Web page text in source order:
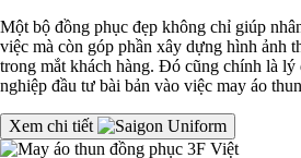
Một bộ đồng phục đẹp không chỉ giúp
việc mà còn góp phần xây dựng hình ảnh
trong mắt khách hàng. Đó cũng chính là lý
nghiệp đầu tư bài bản vào việc may áo
Xem chi tiết